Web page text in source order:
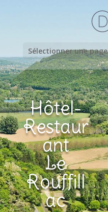
Sélectionner une page
Hôtel-
Restaur
ant
Le
Rouffill
ac